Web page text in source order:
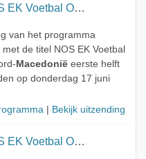
Oekraïne - Noord-Macedonië eerste helft
van het programma
met de titel NOS EK Voetbal
Macedoniëeerste helft
op donderdag 17 juni
| Bekijk uitzending
Oekraïne - Noord-Macedonië wedstrijdanalyse